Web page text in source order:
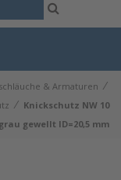
& Armaturen ⁄
⁄ Knickschutz NW 10
grau gewellt ID=20,5 mm